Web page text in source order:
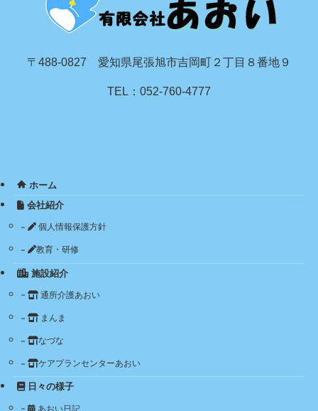
〒488-0827 愛知県尾張旭市吉岡町２丁目８番地９
TEL：052-760-4777
ホーム
会社紹介
個人情報保護方針
教育・研修
施設紹介
通所介護あおい
まんま
なづな
ケアプランセンターあおい
日々の様子
あおい日記